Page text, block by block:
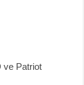
ve Patriot